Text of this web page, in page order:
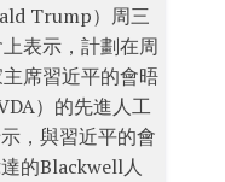
Trump）周三
上表示，計劃在周
席習近平的會晤
）的先進人工
，與習近平的會
的Blackwell人